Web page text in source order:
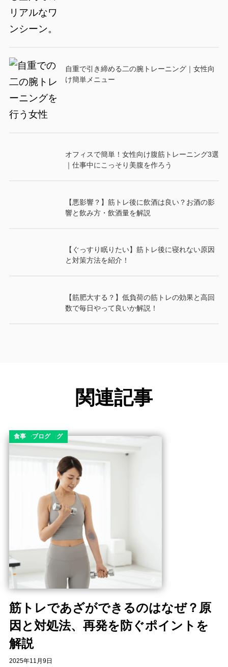
自重で引き締める二の腕トレーニング｜女性向
け簡単メニュー
オフィスで簡単！女性向け腹筋トレーニング3選
｜仕事中にこっそり美腹を作ろう
【悪影響？】筋トレ後に飲酒は良い？お酒の影
響と飲み方・飲酒量を解説
【ぐっすり眠りたい】筋トレ後に寝れない原因
と対策方法を紹介！
【筋肥大する？】低負荷の筋トレの効果と高回
数で毎日やって良いか解説！
関連記事
コラム
ダイエット
ダイエットコラム
ダイエットブログ
筋トレブログ
食事
筋トレであざができるのはなぜ？原
因と対処法、再発を防ぐポイントを
解説
2025年11月9日